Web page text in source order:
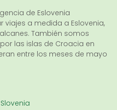
de Eslovenia
viajes a medida a Eslovenia,
También somos
las islas de Croacia en
entre los meses de mayo